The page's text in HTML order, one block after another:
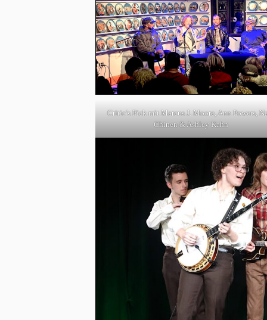
Critic’s Pick mit Marcus J. Moore, Ann Powers,
Chinen & Ashley Kahn